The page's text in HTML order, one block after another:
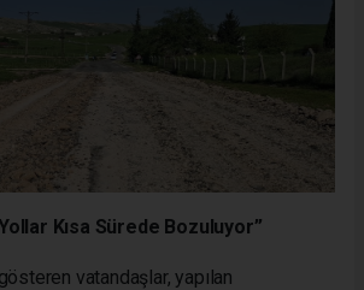
Kısa Sürede Bozuluyor”
vatandaşlar, yapılan